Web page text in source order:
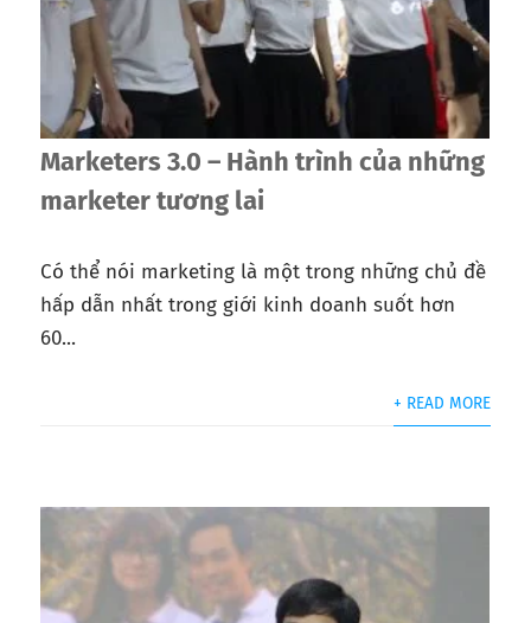
Marketers 3.0 – Hành trình của những
marketer tương lai
Có thể nói marketing là một trong những chủ đề
hấp dẫn nhất trong giới kinh doanh suốt hơn
60...
+ READ MORE